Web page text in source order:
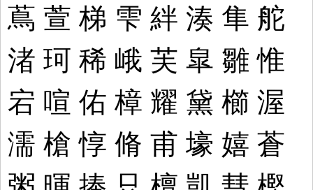
蔦 萱 梯 雫 絆 湊 隼 舵
渚 珂 稀 峨 芙 皐 雛 惟
宕 喧 佑 樟 耀 黛 櫛 渥
濡 槍 惇 脩 甫 壕 嬉 蒼